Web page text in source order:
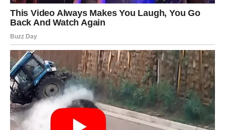
svesno ignorisale istinu
ostajale u toksičnim odnosima
lagale sebe „da će se stvari same popraviti“
sada dolaze do tačke buđenja. Strah se javlja jer iluzije
pucaju, a realnost zahteva akciju. Nema više bežanja u
snove.